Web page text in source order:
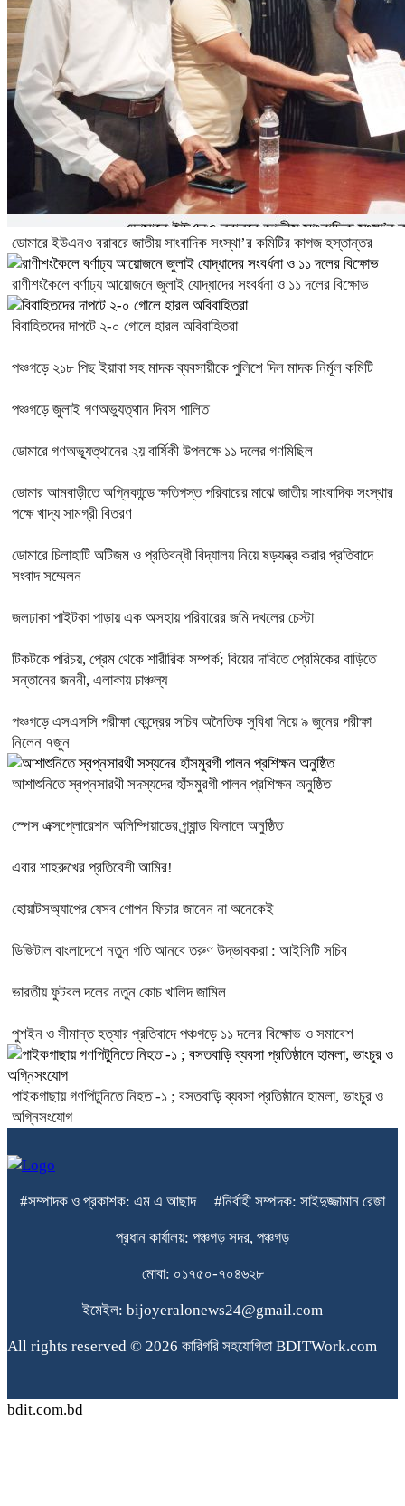
ডোমারে ইউএনও বরাবরে জাতীয় সাংবাদিক সংস্থা’র কমিটির কাগজ হস্তান্তর
রাণীশংকৈলে বর্ণাঢ্য আয়োজনে জুলাই যোদ্ধাদের সংবর্ধনা ও ১১ দলের বিক্ষোভ
বিবাহিতদের দাপটে ২-০ গোলে হারল অবিবাহিতরা
পঞ্চগড়ে ২১৮ পিছ ইয়াবা সহ মাদক ব্যবসায়ীকে পুলিশে দিল মাদক নির্মূল কমিটি
পঞ্চগড়ে জুলাই গণঅভ্যুত্থান দিবস পালিত
ডোমারে গণঅভ্যূত্থানের ২য় বার্ষিকী উপলক্ষে ১১ দলের গণমিছিল
ডোমার আমবাড়ীতে অগ্নিকান্ডে ক্ষতিগস্ত পরিবারের মাঝে জাতীয় সাংবাদিক সংস্থার
পক্ষে খাদ্য সামগ্রী বিতরণ
ডোমারে চিলাহাটি অটিজম ও প্রতিবন্ধী বিদ্যালয় নিয়ে ষড়যন্ত্র করার প্রতিবাদে
সংবাদ সম্মেলন
জলঢাকা পাইটকা পাড়ায় এক অসহায় পরিবারের জমি দখলের চেস্টা
টিকটকে পরিচয়, প্রেম থেকে শারীরিক সম্পর্ক; বিয়ের দাবিতে প্রেমিকের বাড়িতে
সন্তানের জননী, এলাকায় চাঞ্চল্য
পঞ্চগড়ে এসএসসি পরীক্ষা কেন্দ্রের সচিব অনৈতিক সুবিধা নিয়ে ৯ জুনের পরীক্ষা
নিলেন ৭জুন
আশাশুনিতে স্বপ্নসারথী সদস্যদের হাঁসমুরগী পালন প্রশিক্ষন অনুষ্ঠিত
স্পেস এক্সপ্লোরেশন অলিম্পিয়াডের গ্র্যান্ড ফিনালে অনুষ্ঠিত
এবার শাহরুখের প্রতিবেশী আমির!
হোয়াটসঅ্যাপের যেসব গোপন ফিচার জানেন না অনেকেই
ডিজিটাল বাংলাদেশে নতুন গতি আনবে তরুণ উদ্ভাবকরা : আইসিটি সচিব
ভারতীয় ফুটবল দলের নতুন কোচ খালিদ জামিল
পুশইন ও সীমান্ত হত্যার প্রতিবাদে পঞ্চগড়ে ১১ দলের বিক্ষোভ ও সমাবেশ
পাইকগাছায় গণপিটুনিতে নিহত -১ ; বসতবাড়ি ব্যবসা প্রতিষ্ঠানে হামলা, ভাংচুর ও
অগ্নিসংযোগ
#সম্পাদক ও প্রকাশক: এম এ আছাদ #নির্বাহী সম্পদক: সাইদুজ্জামান রেজা
প্রধান কার্যালয়: পঞ্চগড় সদর, পঞ্চগড়
মোবা: ০১৭৫০-৭০৪৬২৮
ইমেইল: bijoyeralonews24@gmail.com
All rights reserved © 2026 কারিগরি সহযোগিতা BDITWork.com
bdit.com.bd